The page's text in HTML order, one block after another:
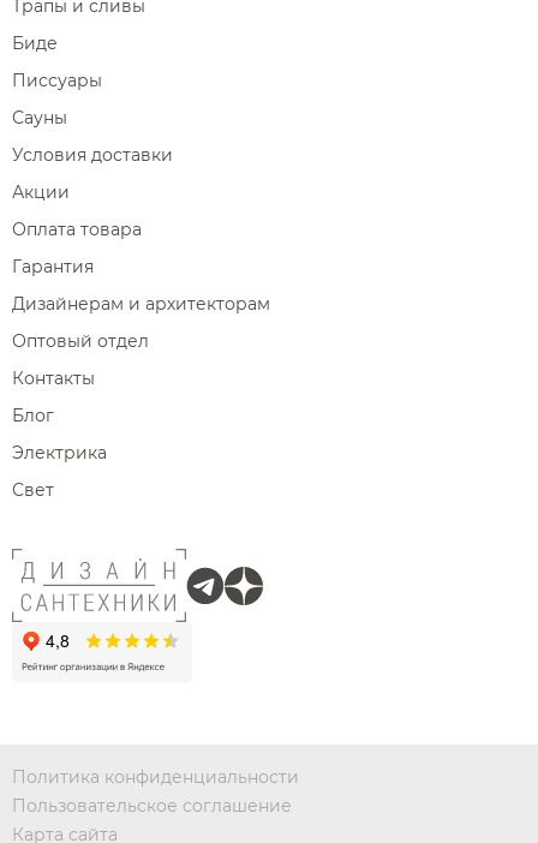
Трапы и сливы
Биде
Писсуары
Сауны
Условия доставки
Акции
Оплата товара
Гарантия
Дизайнерам и архитекторам
Оптовый отдел
Контакты
Блог
Электрика
Свет
Политика конфиденциальности
Пользовательское соглашение
Карта сайта